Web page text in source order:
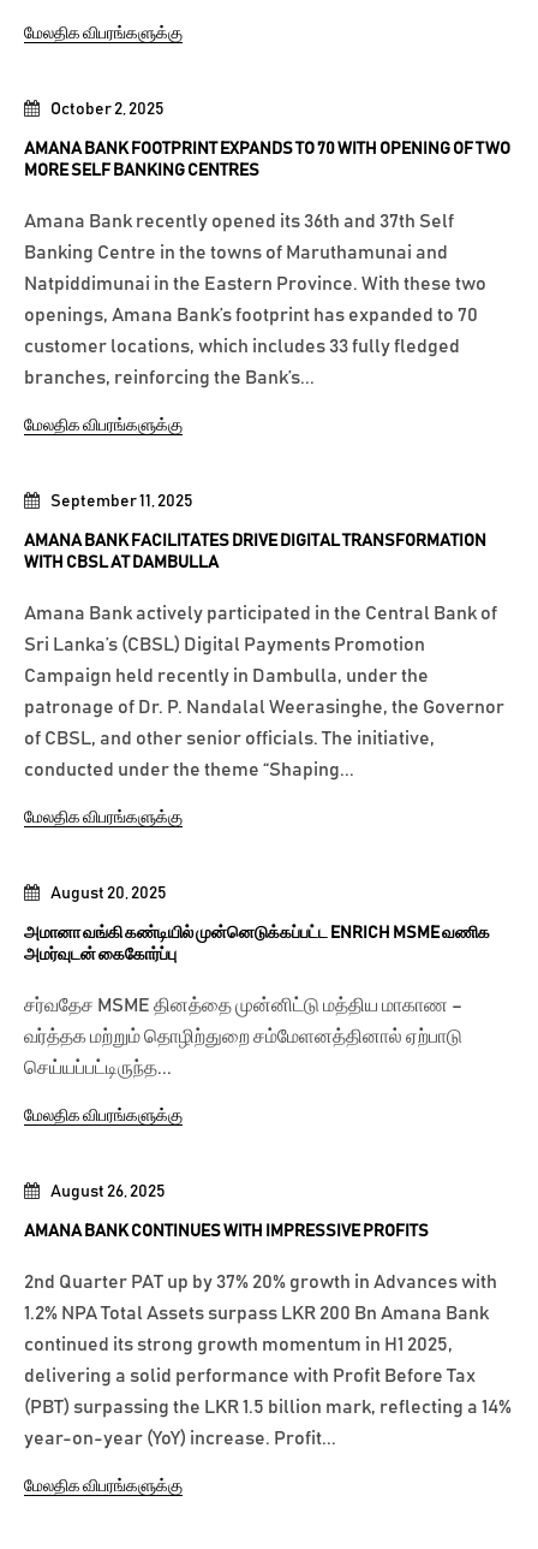
August 26, 2025
AMANA BANK CONTINUES WITH IMPRESSIVE PROFITS
2nd Quarter PAT up by 37% 20% growth in Advances with
1.2% NPA Total Assets surpass LKR 200 Bn Amana Bank
continued its strong growth momentum in H1 2025,
delivering a solid performance with Profit Before Tax
(PBT) surpassing the LKR 1.5 billion mark, reflecting a 14%
year-on-year (YoY) increase. Profit...
மேலதிக விபரங்களுக்கு
August 20, 2025
அமானா வங்கி கண்டியில் முன்னெடுக்கப்பட்ட ENRICH MSME வணிக
அமர்வுடன் கைகோர்ப்பு
சர்வதேச MSME தினத்தை முன்னிட்டு மத்திய மாகாண –
வர்த்தக மற்றும் தொழிற்துறை சம்மேளனத்தினால் ஏற்பாடு
செய்யப்பட்டிருந்த...
மேலதிக விபரங்களுக்கு
September 11, 2025
AMANA BANK FACILITATES DRIVE DIGITAL TRANSFORMATION
WITH CBSL AT DAMBULLA
Amana Bank actively participated in the Central Bank of
Sri Lanka’s (CBSL) Digital Payments Promotion
Campaign held recently in Dambulla, under the
patronage of Dr. P. Nandalal Weerasinghe, the Governor
of CBSL, and other senior officials. The initiative,
conducted under the theme “Shaping...
மேலதிக விபரங்களுக்கு
October 2, 2025
AMANA BANK FOOTPRINT EXPANDS TO 70 WITH OPENING OF TWO
MORE SELF BANKING CENTRES
Amana Bank recently opened its 36th and 37th Self
Banking Centre in the towns of Maruthamunai and
Natpiddimunai in the Eastern Province. With these two
openings, Amana Bank’s footprint has expanded to 70
customer locations, which includes 33 fully fledged
branches, reinforcing the Bank’s...
மேலதிக விபரங்களுக்கு
மேலதிக விபரங்களுக்கு